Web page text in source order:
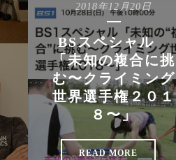
2018年12月20日
BSスペシャル
「未知の複合に挑
む〜クライミング
世界選手権２０１
８〜」
READ MORE